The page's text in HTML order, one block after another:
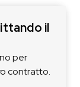
il
per
contratto.